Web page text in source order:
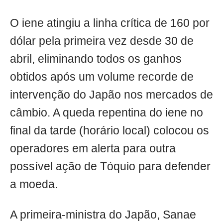
O iene atingiu a linha crítica de 160 por
dólar pela primeira vez desde 30 de
abril, eliminando todos os ganhos
obtidos após um volume recorde de
intervenção do Japão nos mercados de
câmbio. A queda repentina do iene no
final da tarde (horário local) colocou os
operadores em alerta para outra
possível ação de Tóquio para defender
a moeda.
A primeira-ministra do Japão, Sanae